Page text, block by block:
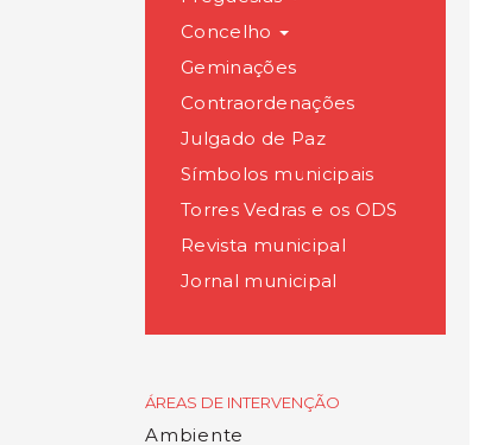
Concelho
Geminações
Contraordenações
Julgado de Paz
Símbolos municipais
Torres Vedras e os ODS
Revista municipal
Jornal municipal
ÁREAS DE INTERVENÇÃO
Ambiente